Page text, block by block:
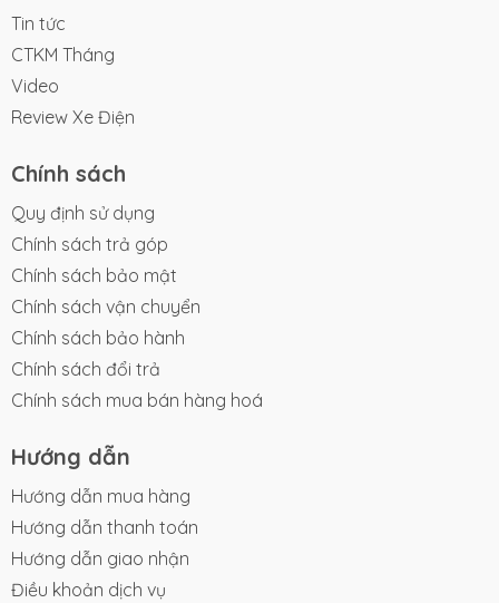
Tin tức
CTKM Tháng
Video
Review Xe Điện
Chính sách
Quy định sử dụng
Chính sách trả góp
Chính sách bảo mật
Chính sách vận chuyển
Chính sách bảo hành
Chính sách đổi trả
Chính sách mua bán hàng hoá
Hướng dẫn
Hướng dẫn mua hàng
Hướng dẫn thanh toán
Hướng dẫn giao nhận
Điều khoản dịch vụ